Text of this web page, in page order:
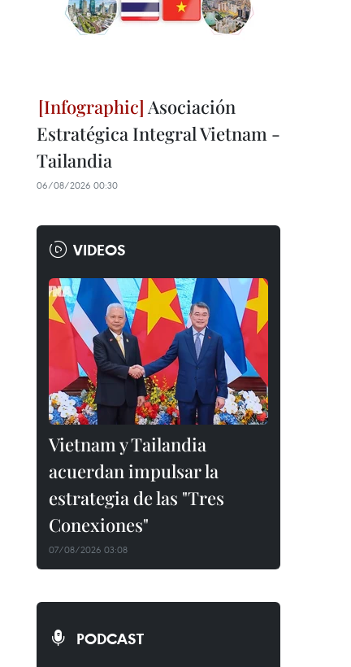
Asociación
Estratégica Integral Vietnam -
Tailandia
06/08/2026 00:30
VIDEOS
Vietnam y Tailandia
acuerdan impulsar la
estrategia de las "Tres
Conexiones"
07/08/2026 03:08
PODCAST